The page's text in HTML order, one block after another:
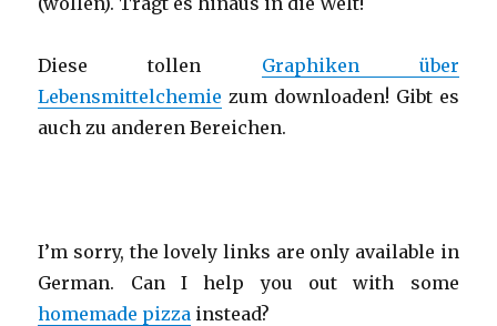
Diese tollen Graphiken über
Lebensmittelchemie zum downloaden! Gibt es
auch zu anderen Bereichen.
I’m sorry, the lovely links are only available in
German. Can I help you out with some
homemade pizza instead?